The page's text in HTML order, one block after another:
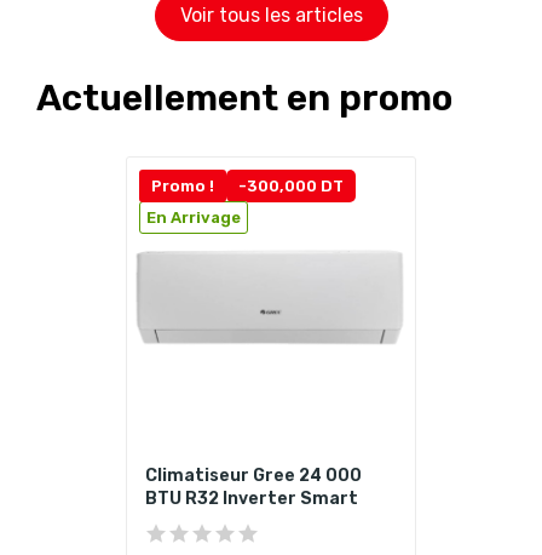
Voir tous les articles
Actuellement en promo
Promo !
-300,000 DT
En Arrivage
Climatiseur Gree 24 000
BTU R32 Inverter Smart